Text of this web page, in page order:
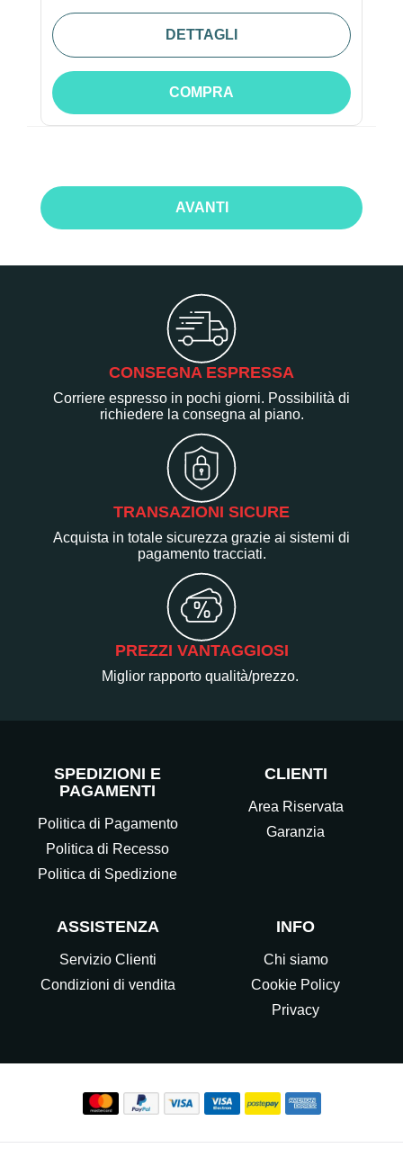
DETTAGLI
COMPRA
AVANTI
CONSEGNA ESPRESSA
Corriere espresso in pochi giorni. Possibilità di
richiedere la consegna al piano.
TRANSAZIONI SICURE
Acquista in totale sicurezza grazie ai sistemi di
pagamento tracciati.
PREZZI VANTAGGIOSI
Miglior rapporto qualità/prezzo.
SPEDIZIONI E
PAGAMENTI
Politica di Pagamento
Politica di Recesso
Politica di Spedizione
CLIENTI
Area Riservata
Garanzia
ASSISTENZA
Servizio Clienti
Condizioni di vendita
INFO
Chi siamo
Cookie Policy
Privacy